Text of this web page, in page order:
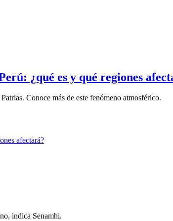
¿qué es y qué regiones
Conoce más de este fenómeno atmosférico.
indica Senamhi.